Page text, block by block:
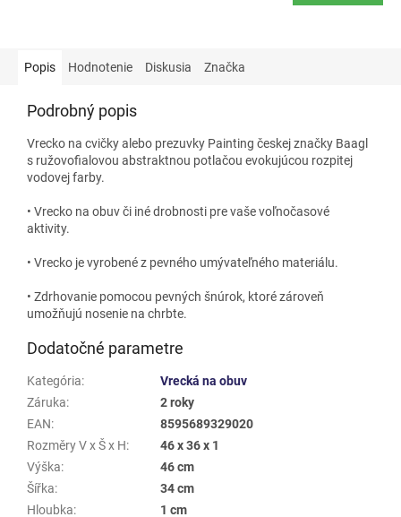
Popis Hodnotenie Diskusia Značka
Podrobný popis
Vrecko na cvičky alebo prezuvky Painting českej značky Baagl
s ružovofialovou abstraktnou potlačou evokujúcou rozpitej
vodovej farby.
• Vrecko na obuv či iné drobnosti pre vaše voľnočasové
aktivity.
• Vrecko je vyrobené z pevného umývateľného materiálu.
• Zdrhovanie pomocou pevných šnúrok, ktoré zároveň
umožňujú nosenie na chrbte.
Dodatočné parametre
Kategória:
Vrecká na obuv
Záruka:
2 roky
EAN:
8595689329020
Rozměry V x Š x H:
46 x 36 x 1
Výška:
46 cm
Šířka:
34 cm
Hloubka:
1 cm